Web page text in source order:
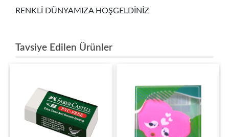
RENKLİ DÜNYAMIZA HOŞGELDİNİZ
Tavsiye Edilen Ürünler